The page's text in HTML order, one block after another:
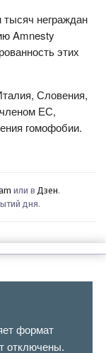
тысяч неграждан
Amnesty
этих
Словения,
ЕС,
гомофобии.
или в Дзен.
дня.
формат
отключены.